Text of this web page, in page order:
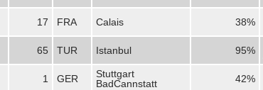
17 FRA Calais 38%
65 TUR Istanbul 95%
1 GER
Stuttgart
BadCannstatt
42%